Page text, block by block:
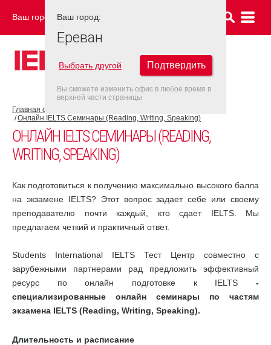
Ваш город: ЕРЕВАН
Главная страница
Онлайн IELTS Семинары (Reading, Writing, Speaking)
ОНЛАЙН IELTS СЕМИНАРЫ (READING,
WRITING, SPEAKING)
Как подготовиться к получению максимально высокого балла
на экзамене IELTS? Этот вопрос задает себе или своему
преподавателю почти каждый, кто сдает IELTS. Мы
предлагаем четкий и практичный ответ.
Students International IELTS Тест Центр совместно с
зарубежными партнерами рад предложить эффективный
ресурс по онлайн подготовке к IELTS -
специализированные онлайн семинары по частям
экзамена IELTS (Reading, Writing, Speaking).
Длительность и расписание
Ваш город:
Ереван
Выбрать другой Подтвердить
Вы сможете изменить офис в любое время в
верхней части страницы